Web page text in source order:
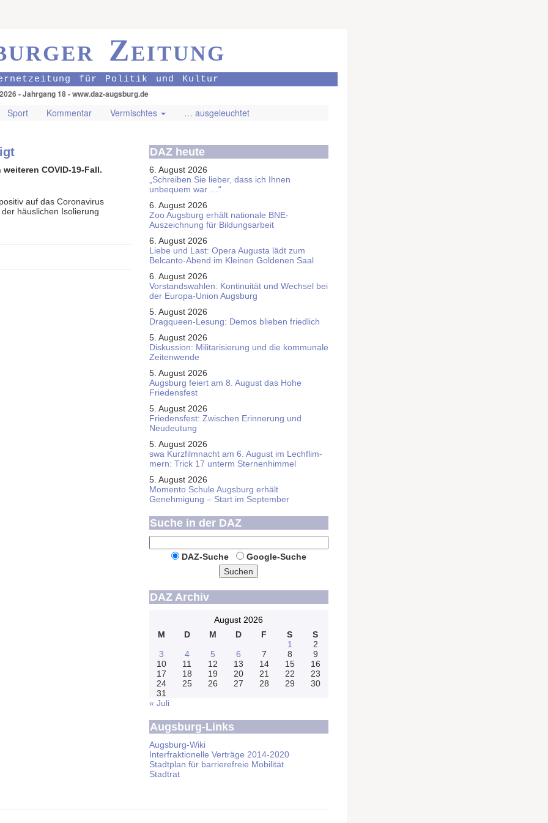
Zeitung
für Politik und Kultur
- Jahrgang 18 - www.daz-augsburg.de
Sport Kommentar Vermischtes … ausgeleuchtet
COVID-19-Fall.
auf das Coronavirus
häuslichen Isolierung
DAZ heute
6. August 2026
„Schreiben Sie lieber, dass ich Ihnen
unbequem war …“
6. August 2026
Zoo Augsburg erhält nationale BNE-
Auszeichnung für Bildungsarbeit
6. August 2026
Liebe und Last: Opera Augusta lädt zum
Belcanto-Abend im Kleinen Goldenen Saal
6. August 2026
Vorstandswahlen: Kontinuität und Wechsel bei
der Europa-Union Augsburg
5. August 2026
Dragqueen-Lesung: Demos blieben friedlich
5. August 2026
Diskussion: Mi­li­ta­ri­sie­rung und die kommunale
Zeitenwende
5. August 2026
Augsburg feiert am 8. August das Hohe
Friedensfest
5. August 2026
Friedensfest: Zwischen Erinnerung und
Neudeutung
5. August 2026
swa Kurz­film­nacht am 6. August im Lech­flim­
mern: Trick 17 unterm Sternen­himmel
5. August 2026
Momento Schule Augsburg erhält
Genehmigung – Start im September
Suche in der DAZ
DAZ-Suche
Google-Suche
Suchen
DAZ Archiv
August 2026
M
D M D F S
S
1
2
3
4 5 6 7 8
9
10
11 12 13 14 15
16
17
18 19 20 21 22
23
24
25 26 27 28 29
30
31
« Juli
Augsburg-Links
Augsburg-Wiki
Interfraktionelle Verträge 2014-2020
Stadtplan für barrierefreie Mobilität
Stadtrat